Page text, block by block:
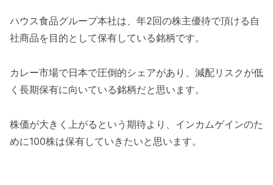
ハウス食品グループ本社は、年2回の株主優待で頂ける自
社商品を目的として保有している銘柄です。
カレー市場で日本で圧倒的シェアがあり、減配リスクが低
く長期保有に向いている銘柄だと思います。
株価が大きく上がるという期待より、インカムゲインのた
めに100株は保有していきたいと思います。